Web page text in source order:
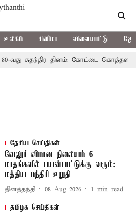
உலகம் சினிமா விளையாட்டு
80-வது சுதந்திர தினம்: கோட்டை
தேசிய செய்திகள்
வேலூர் விமான நிலையம் 6
மாதங்களில் பயன்பாட்டுக்கு வரும்:
மத்திய மந்திரி உறுதி
தினத்தந்தி 08 Aug 2026 1 min read
தமிழக செய்திகள்